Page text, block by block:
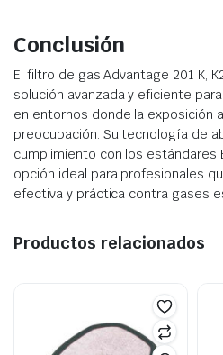
Conclusión
El filtro de gas Advantage 201 K,
solución avanzada y eficiente
en entornos donde la exposición
preocupación. Su tecnología de
cumplimiento con los estándares
opción ideal para profesionales
efectiva y práctica contra gases
Productos relacionados